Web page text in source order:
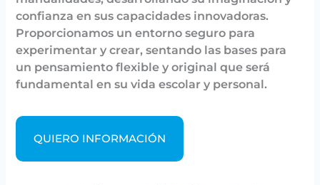
confianza en sus capacidades innovadoras.
Proporcionamos un entorno seguro para
experimentar y crear, sentando las bases para
un pensamiento flexible y original que será
fundamental en su vida escolar y personal.
QUIERO INFORMACIÓN